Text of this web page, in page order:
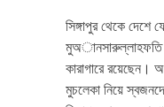
সিঙ্গাপুর থেকে দেশে
মুঅানসারুল্লাহফতি
কারাগারে রয়েছেন।
মুচলেকা নিয়ে